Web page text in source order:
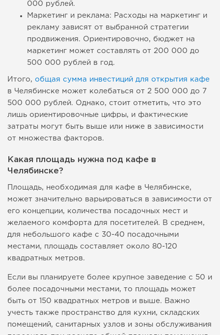
000 рублей.
Маркетинг и реклама: Расходы на маркетинг и
рекламу зависят от выбранной стратегии
продвижения. Ориентировочно, бюджет на
маркетинг может составлять от 200 000 до
500 000 рублей в год.
Итого, общая сумма инвестиций для открытия кафе
в Челябинске может колебаться от 2 500 000 до 7
500 000 рублей. Однако, стоит отметить, что это
лишь ориентировочные цифры, и фактические
затраты могут быть выше или ниже в зависимости
от множества факторов.
Какая площадь нужна под кафе в
Челябинске?
Площадь, необходимая для кафе в Челябинске,
может значительно варьироваться в зависимости от
его концепции, количества посадочных мест и
желаемого комфорта для посетителей. В среднем,
для небольшого кафе с 30-40 посадочными
местами, площадь составляет около 80-120
квадратных метров.
Если вы планируете более крупное заведение с 50 и
более посадочными местами, то площадь может
быть от 150 квадратных метров и выше. Важно
учесть также пространство для кухни, складских
помещений, санитарных узлов и зоны обслуживания